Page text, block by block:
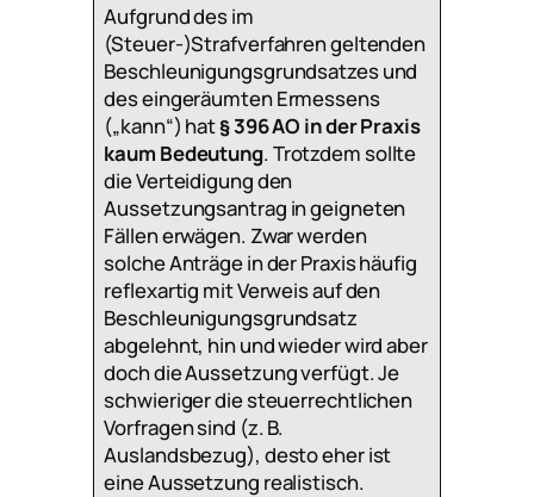
Aufgrund des im
(Steuer-)Strafverfahren geltenden
Beschleunigungsgrundsatzes und
des eingeräumten Ermessens
(„kann“) hat§ 396 AO in der Praxis
kaum Bedeutung. Trotzdem sollte
die Verteidigung den
Aussetzungsantrag in geigneten
Fällen erwägen. Zwar werden
solche Anträge in der Praxis häufig
reflexartig mit Verweis auf den
Beschleunigungsgrundsatz
abgelehnt, hin und wieder wird aber
doch die Aussetzung verfügt. Je
schwieriger die steuerrechtlichen
Vorfragen sind (z. B.
Auslandsbezug), desto eher ist
eine Aussetzung realistisch.